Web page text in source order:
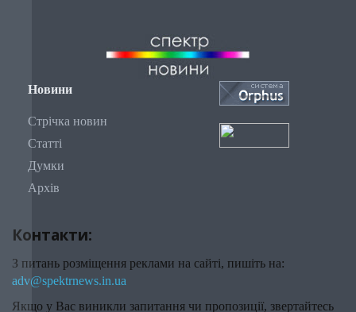
Новини
Стрічка новин
Статті
Думки
Архів
Контакти:
З питань розміщення реклами на сайті, пишіть на:
adv@spektrnews.in.ua
Якщо у Вас виникли запитання чи пропозиції, звертайтесь